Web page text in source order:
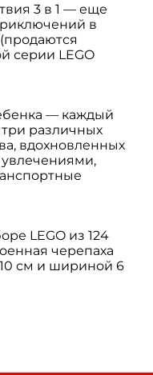
3 в 1 — еще
в
серии LEGO
— каждый
три различных
вдохновленных
LEGO из 124
черепаха
см и шириной 6